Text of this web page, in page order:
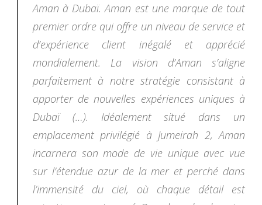
Aman à Dubaï. Aman est une marque de tout
premier ordre qui offre un niveau de service et
d’expérience client inégalé et apprécié
mondialement. La vision d’Aman s’aligne
parfaitement à notre stratégie consistant à
apporter de nouvelles expériences uniques à
Dubaï (…). Idéalement situé dans un
emplacement privilégié à Jumeirah 2, Aman
incarnera son mode de vie unique avec vue
sur l’étendue azur de la mer et perché dans
l’immensité du ciel, où chaque détail est